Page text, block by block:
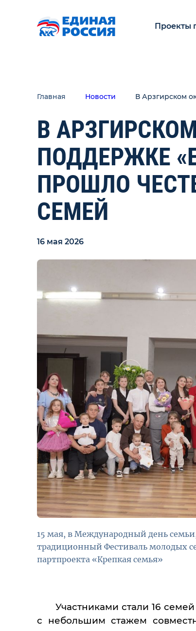
Проекты
Главная Новости В Арзгирском
В
ПОДДЕРЖКЕ
ПРОШЛО
СЕМЕЙ
16 мая 2026
15 мая, в Международный день
традиционный Фестиваль молодых
партпроекта «Крепкая семья»
Участниками стали 16
с небольшим стажем